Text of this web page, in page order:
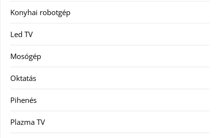
Konyhai robotgép
Led TV
Mosógép
Oktatás
Pihenés
Plazma TV